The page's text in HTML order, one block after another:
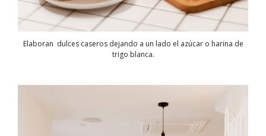
Elaboran dulces caseros dejando a un lado el azúcar o harina de
trigo blanca.